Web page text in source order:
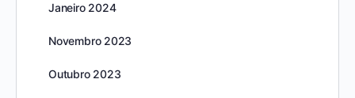
Janeiro 2024
Novembro 2023
Outubro 2023